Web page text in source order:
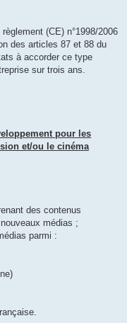
(CE) n°1998/2006
des articles 87 et 88 du
à accorder ce type
sur trois ans.
pour les
et/ou le cinéma
des contenus
médias ;
parmi :